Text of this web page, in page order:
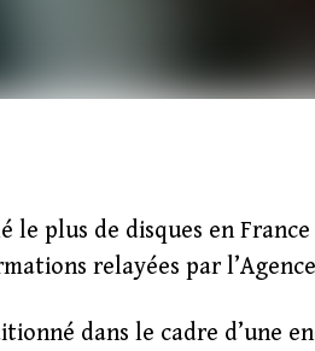
plus de disques en France
relayées par
dans le cadre d’une